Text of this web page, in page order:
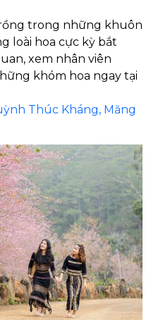
trong những khuôn
loài hoa cực kỳ bắt
xem nhân viên
khóm hoa ngay tại
Thúc Kháng, Măng